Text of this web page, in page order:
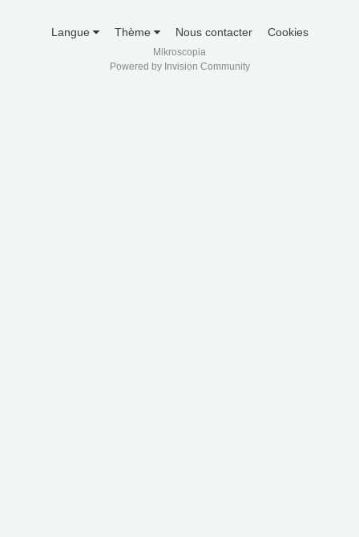
Langue Thème Nous contacter Cookies
Mikroscopia
Powered by Invision Community